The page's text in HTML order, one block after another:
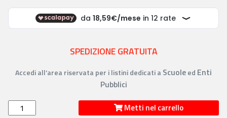
SPEDIZIONE GRATUITA
Accedi all’area riservata per i listini dedicati a Scuoleed Enti
Pubblici
Metti nel carrello